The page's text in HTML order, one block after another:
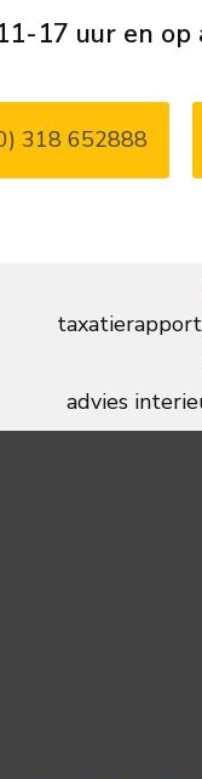
17 uur en op
318 652888
advies